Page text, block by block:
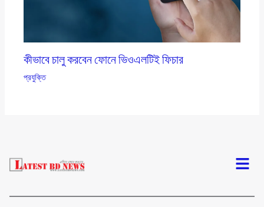
কীভাবে চালু করবেন ফোনে ভিওএলটিই ফিচার
প্রযুক্তি
Menu